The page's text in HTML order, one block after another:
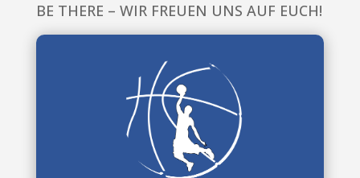
BE THERE – WIR FREUEN UNS AUF EUCH!